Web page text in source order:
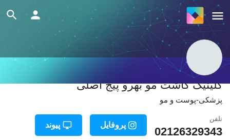
کلینیک كاشت مو بهرو پیج اصلی
پزشکی-پوست و مو
تلفن
02126329343
پروفایل پیوند